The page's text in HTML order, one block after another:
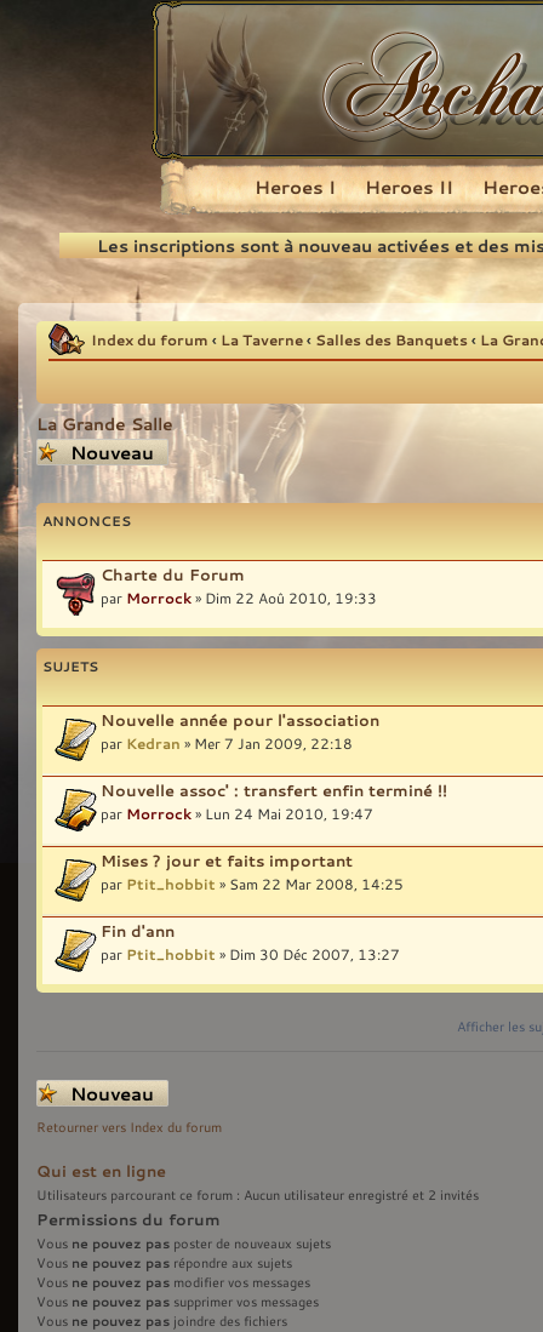
Recherche
Heroes I Heroes II
Les inscriptions sont à nouveau activées et des
Index du forum ‹ La Taverne‹ Salles des Banquets‹ La
La Grande Salle
Écrire un nouveau
sujet
ANNONCES
Charte du Forum
par Morrock» Dim 22 Aoû 2010, 19:33
SUJETS
Nouvelle année pour l'association
par Kedran » Mer 7 Jan 2009, 22:18
Nouvelle assoc' : transfert enfin terminé !!
par Morrock» Lun 24 Mai 2010, 19:47
Mises ? jour et faits important
par Ptit_hobbit » Sam 22 Mar 2008, 14:25
Fin d'ann
par Ptit_hobbit » Dim 30 Déc 2007, 13:27
Afficher les
Écrire un nouveau
sujet
Retourner vers Index du forum
Qui est en ligne
Utilisateurs parcourant ce forum : Aucun utilisateur enregistré et 2 invités
Permissions du forum
Vous ne pouvez pas poster de nouveaux sujets
Vous ne pouvez pas répondre aux sujets
Vous ne pouvez pas modifier vos messages
Vous ne pouvez pas supprimer vos messages
Vous ne pouvez pas joindre des fichiers